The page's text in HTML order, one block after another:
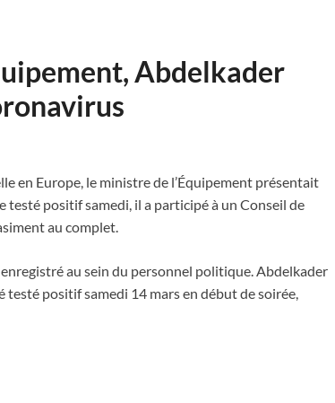
Abdelkader
en Europe, le ministre de l’Équipement présentait
testé positif samedi, il a participé à un Conseil de
au complet.
au sein du personnel politique. Abdelkader
positif samedi 14 mars en début de soirée,